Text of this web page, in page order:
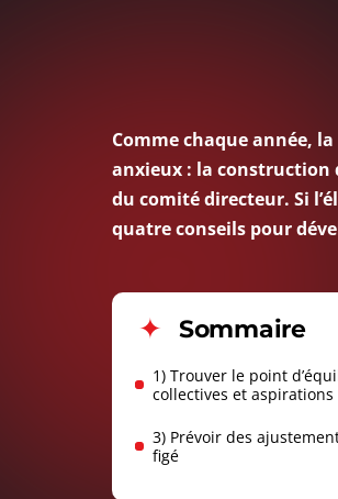
Comme chaque année,
anxieux : la construction
du comité directeur. Si
quatre conseils pour
Sommaire
1) Trouver le point
collectives et
3) Prévoir des
figé